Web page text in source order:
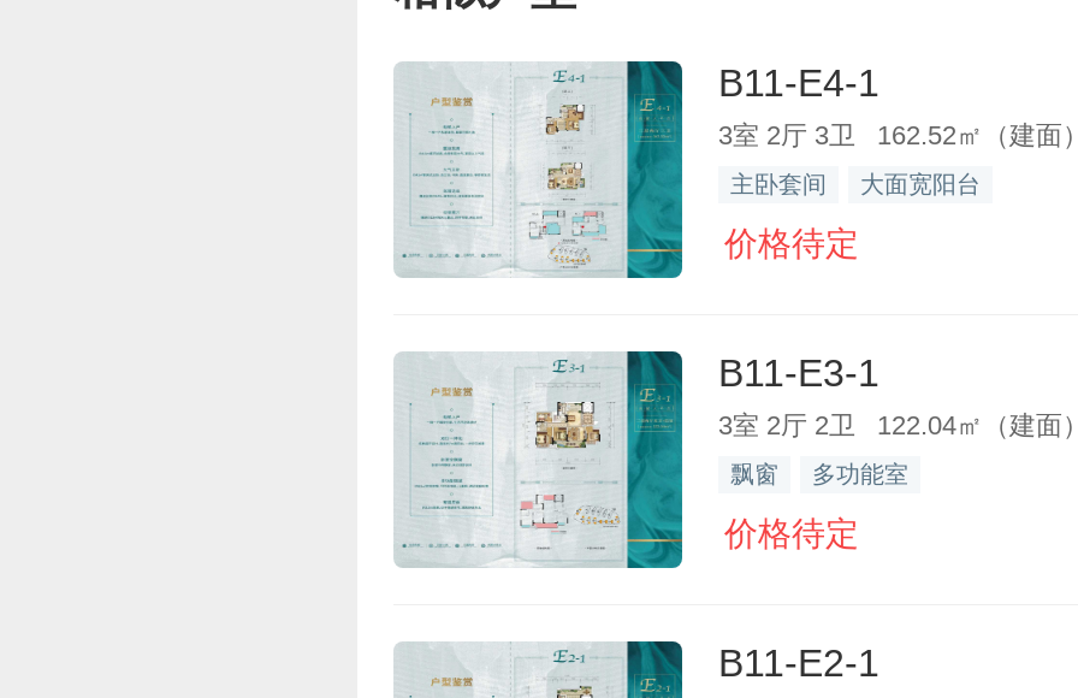
B11-E4-1
3室 2厅 3卫 162.52㎡（建面
主卧套间 大面宽阳台
价格待定
B11-E3-1
3室 2厅 2卫 122.04㎡（建面
飘窗 多功能室
价格待定
B11-E2-1